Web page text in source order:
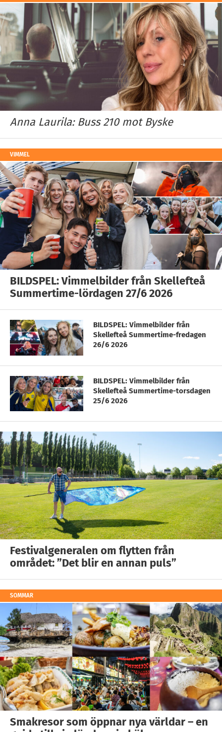
Anna Laurila: Buss 210 mot Byske
VIMMEL
BILDSPEL: Vimmelbilder från Skellefteå
Summertime-lördagen 27/6 2026
BILDSPEL: Vimmelbilder från
Skellefteå Summertime-fredagen
26/6 2026
BILDSPEL: Vimmelbilder från
Skellefteå Summertime-torsdagen
25/6 2026
Festivalgeneralen om flytten från
området: ”Det blir en annan puls”
SOMMAR
Smakresor som öppnar nya världar – en